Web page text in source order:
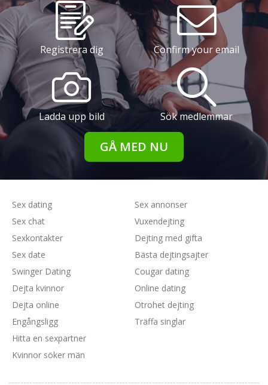
Registrera dig Confirm your email
Ladda upp bild Sök medlemmar
GÅ MED NU
Sex dating
Sex chat
Sexkontakter
Sex date
Swinger Dating
Sex annonser
Vuxendejting
Dejting med gifta
Bästa dejtingsajter
Cougar dating
Dejta kvinnor
Dejta online
Engångsligg
Hitta en sexpartner
Kvinnor söker män
Online dating
Otrohet dejting
Träffa singlar